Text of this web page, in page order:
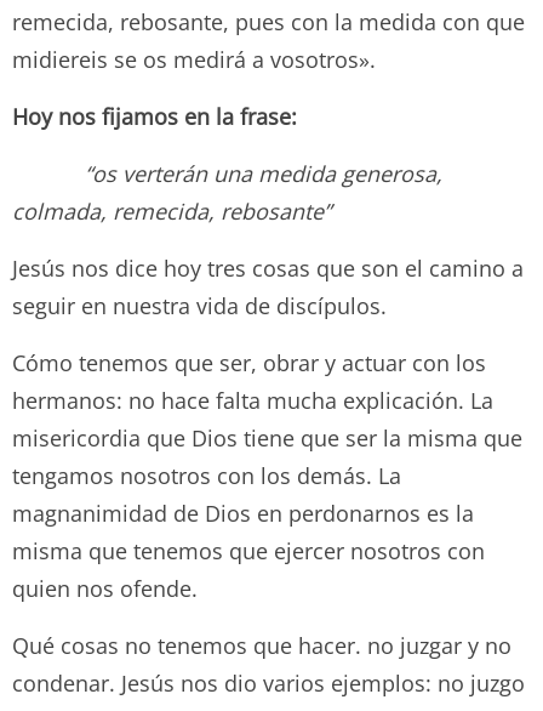
remecida, rebosante, pues con la medida con que
midiereis se os medirá a vosotros».
Hoy nos fijamos en la frase:
“os verterán una medida generosa,
colmada, remecida, rebosante”
Jesús nos dice hoy tres cosas que son el camino a
seguir en nuestra vida de discípulos.
Cómo tenemos que ser, obrar y actuar con los
hermanos: no hace falta mucha explicación. La
misericordia que Dios tiene que ser la misma que
tengamos nosotros con los demás. La
magnanimidad de Dios en perdonarnos es la
misma que tenemos que ejercer nosotros con
quien nos ofende.
Qué cosas no tenemos que hacer. no juzgar y no
condenar. Jesús nos dio varios ejemplos: no juzgo